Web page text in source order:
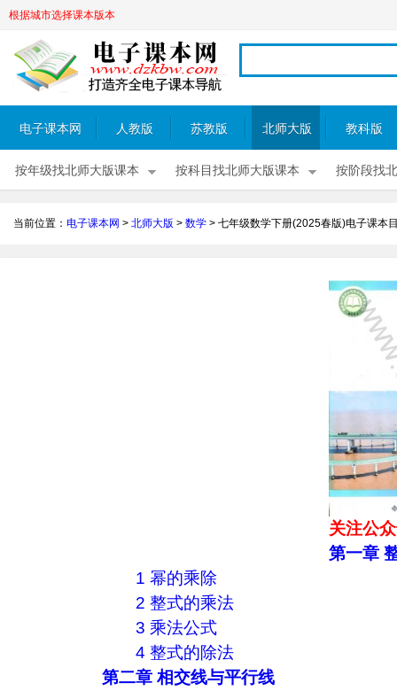
根据城市选择课本版本
电子课本网 人教版 苏教版 北师大版 教科版
按年级找北师大版课本 按科目找北师大版课本 按阶段找
当前位置： 电子课本网 > 北师大版 > 数学 > 七年级数学下册(2025春版)电子课本
关注公
第一章
1 幂的乘除
2 整式的乘法
3 乘法公式
4 整式的除法
第二章 相交线与平行线